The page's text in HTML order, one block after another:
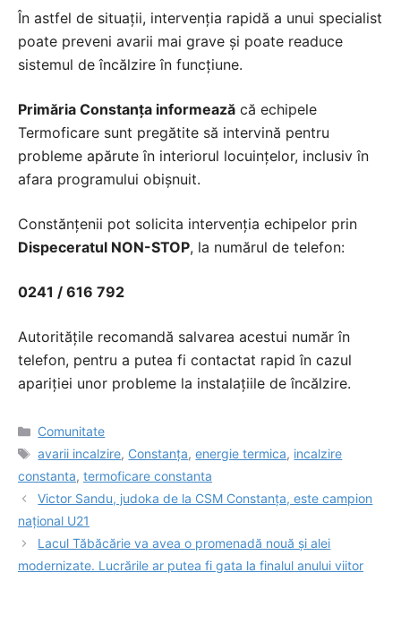
În astfel de situații, intervenția rapidă a unui specialist
poate preveni avarii mai grave și poate readuce
sistemul de încălzire în funcțiune.
Primăria Constanța informează că echipele
Termoficare sunt pregătite să intervină pentru
probleme apărute în interiorul locuințelor, inclusiv în
afara programului obișnuit.
Constănțenii pot solicita intervenția echipelor prin
Dispeceratul NON-STOP, la numărul de telefon:
0241 / 616 792
Autoritățile recomandă salvarea acestui număr în
telefon, pentru a putea fi contactat rapid în cazul
apariției unor probleme la instalațiile de încălzire.
Categorii
Comunitate
Etichete
avarii incalzire, Constanța,energie termica, incalzire
constanta, termoficare constanta
Victor Sandu, judoka de la CSM Constanța, este campion
național U21
Lacul Tăbăcărie va avea o promenadă nouă și alei
modernizate. Lucrările ar putea fi gata la finalul anului viitor